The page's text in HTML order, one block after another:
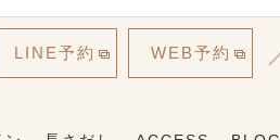
LINE予約 WEB予約